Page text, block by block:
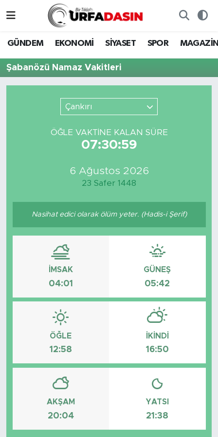
GÜNDEM EKONOMİ SİYASET SPOR
Şabanözü Namaz Vakitleri
Çankırı
ÖĞLE VAKTİNE KALAN SÜRE
07:30:59
6 Ağustos 2026
23 Safer 1448
Nasihat edici olarak ölüm yeter. (Hadis-i Şerif)
İMSAK
04:01
GÜNEŞ
05:42
ÖĞLE
12:58
İKINDI
16:50
AKŞAM
20:04
YATSI
21:38
EKONOMİ
SİYASET
MAGAZİN
OTOMOBİL
Gizlilik ve Güvenlik Politikası
İletişim
Nöbetçi Eczaneler
Hava Durumu
Namaz Vakitleri
Trafik Durumu
Süper Lig Puan Durumu ve Fikstür
Son Dakika Haberleri
Haber Arşivi